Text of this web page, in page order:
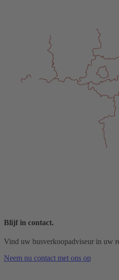
Blijf in contact.
Vind uw busverkoopadviseur in uw
Neem nu contact met ons op